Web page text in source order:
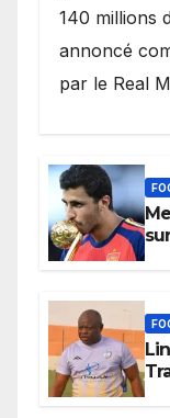
140 millions
annoncé
par le Real